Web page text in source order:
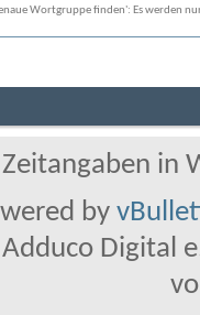
Wortgruppe finden': Es werden
in
by
Digital